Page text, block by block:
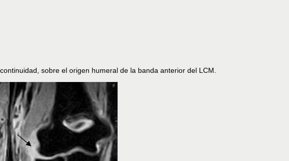
sobre el origen humeral de la banda anterior del LCM.